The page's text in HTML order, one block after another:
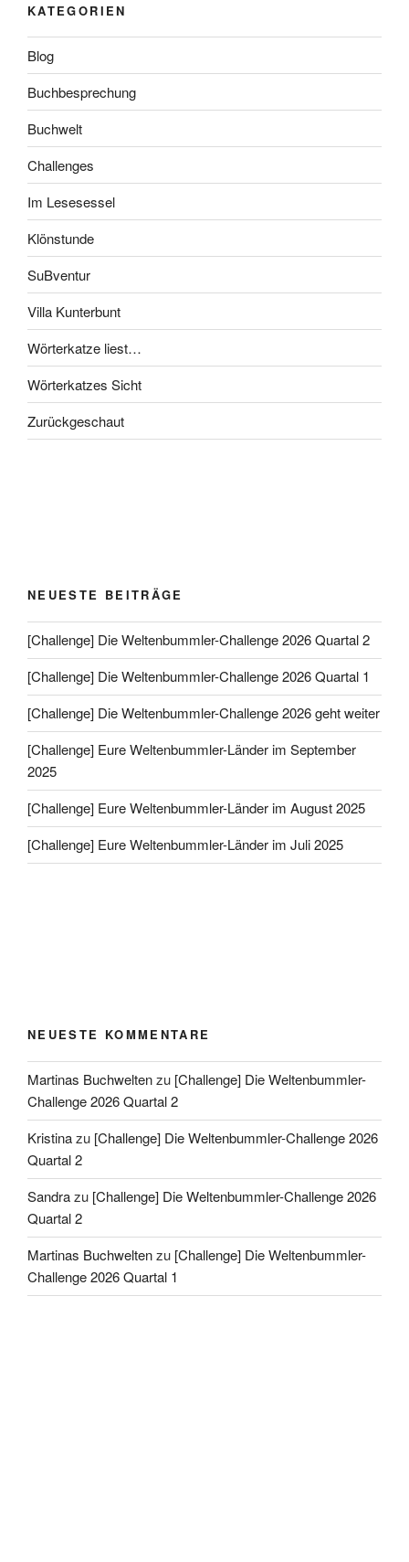
KATEGORIEN
Blog
Buchbesprechung
Buchwelt
Challenges
Im Lesesessel
Klönstunde
SuBventur
Villa Kunterbunt
Wörterkatze liest…
Wörterkatzes Sicht
Zurückgeschaut
NEUESTE BEITRÄGE
[Challenge] Die Weltenbummler-Challenge 2026 Quartal 2
[Challenge] Die Weltenbummler-Challenge 2026 Quartal 1
[Challenge] Die Weltenbummler-Challenge 2026 geht weiter
[Challenge] Eure Weltenbummler-Länder im September
2025
[Challenge] Eure Weltenbummler-Länder im August 2025
[Challenge] Eure Weltenbummler-Länder im Juli 2025
NEUESTE KOMMENTARE
Martinas Buchweltenzu [Challenge] Die Weltenbummler-
Challenge 2026 Quartal 2
Kristinazu [Challenge] Die Weltenbummler-Challenge 2026
Quartal 2
Sandrazu [Challenge] Die Weltenbummler-Challenge 2026
Quartal 2
Martinas Buchweltenzu [Challenge] Die Weltenbummler-
Challenge 2026 Quartal 1